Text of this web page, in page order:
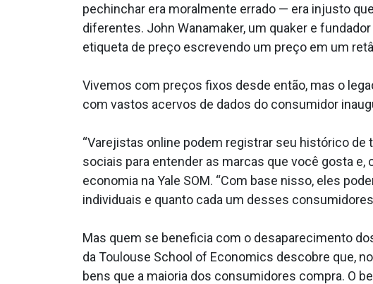
pechinchar era moralmente errado — era injusto
diferentes. John Wanamaker, um quaker e
etiqueta de preço escrevendo um preço em um
Vivemos com preços fixos desde então, mas o
com vastos acervos de dados do consumidor
“Varejistas online podem registrar seu histórico
sociais para entender as marcas que você gosta
economia na Yale SOM. “Com base nisso, eles
individuais e quanto cada um desses
Mas quem se beneficia com o desaparecimento
da Toulouse School of Economics descobre que,
bens que a maioria dos consumidores compra. O